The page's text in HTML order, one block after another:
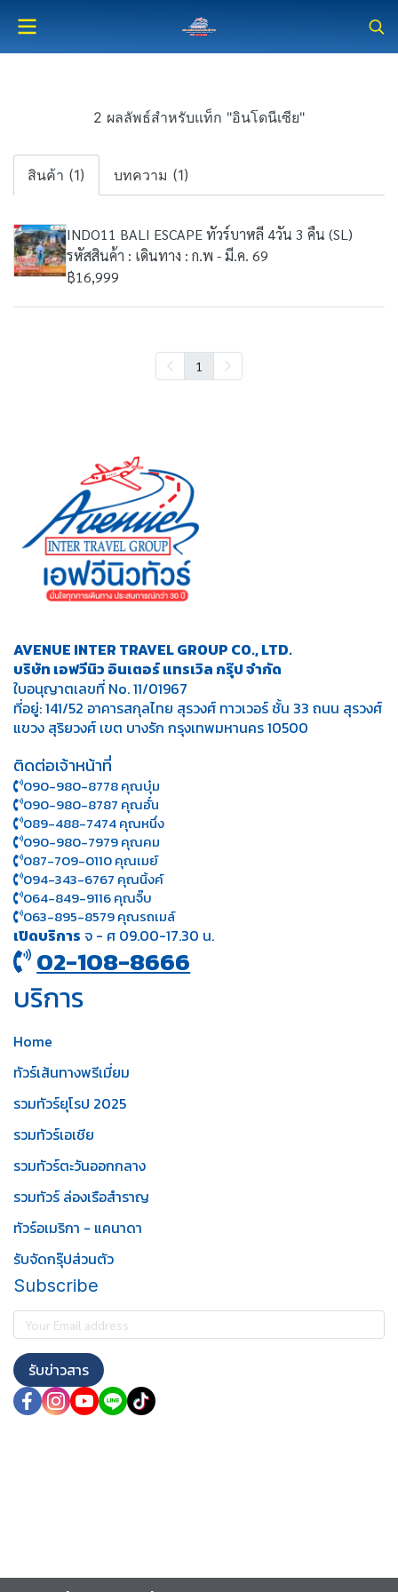
2 ผลลัพธ์สำหรับแท็ก "อินโดนีเซีย"
สินค้า (1) บทความ (1)
INDO11 BALI ESCAPE ทัวร์บาหลี 4วัน 3 คืน (SL)
รหัสสินค้า : เดินทาง : ก.พ - มี.ค. 69
฿16,999
1
AVENUE INTER TRAVEL GROUP CO., LTD.
บริษัท เอฟวีนิว อินเตอร์ แทรเวิล กรุ๊ป จำกัด
ใบอนุญาตเลขที่ No. 11/01967
ที่อยู่: 141/52 อาคารสกุลไทย สุรวงศ์ ทาวเวอร์ ชั้น 33 ถนน สุรวงศ์
แขวง สุริยวงศ์ เขต บางรัก กรุงเทพมหานคร 10500
ติดต่อเจ้าหน้าที่
090-980-8778 คุณบุ๋ม
090-980-8787 คุณอั๋น
089-488-7474 คุณหนึ่ง
090-980-7979 คุณคม
087-709-0110 คุณเมย์
094-343-6767 คุณนิ้งค์
064-849-9116 คุณจิ๊บ
063-895-8 579คุณรถเมล์
เปิดบริการ จ - ศ 09.00-17.30 น.
02-108-8666
บริการ
Home
ทัวร์เส้นทางพรีเมี่ยม
รวมทัวร์ยุโรป 2025
รวมทัวร์เอเชีย
รวมทัวร์ตะวันออกกลาง
รวมทัวร์ ล่องเรือสำราญ
ทัวร์อเมริกา - แคนาดา
รับจัดกรุ๊ปส่วนตัว
Subscribe
รับข่าวสาร